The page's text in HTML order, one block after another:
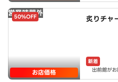
営業時間外
50%OFF
お店価格
炙りチャ
新着
出前館が